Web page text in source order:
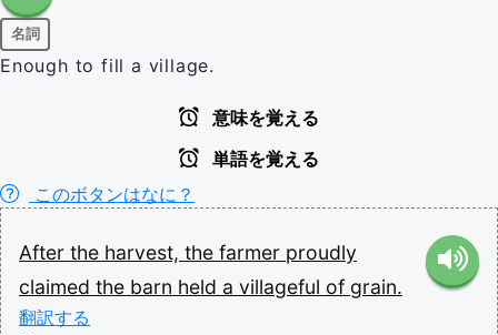
名詞
Enough to fill a village.
意味を覚える
単語を覚える
このボタンはなに？
After the harvest, the farmer proudly
claimed the barn held a villageful of grain.
翻訳する